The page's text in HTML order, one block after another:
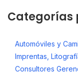
Categorías
Automóviles y
Imprentas,
Consultores